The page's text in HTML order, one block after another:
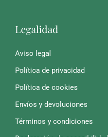
Legalidad
Aviso legal
Política de privacidad
Política de cookies
Envíos y devoluciones
Términos y condiciones